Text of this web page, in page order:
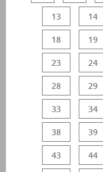
13 14
18 19
23 24
28 29
33 34
38 39
43 44